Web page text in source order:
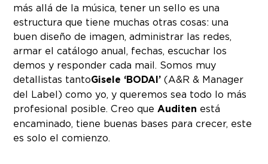
más allá de la música, tener un sello es una
estructura que tiene muchas otras cosas: una
buen diseño de imagen, administrar las redes,
armar el catálogo anual, fechas, escuchar los
demos y responder cada mail. Somos muy
detallistas tantoGisele ‘BODAI’(A&R & Manager
del Label) como yo, y queremos sea todo lo más
profesional posible. Creo queAuditen está
encaminado, tiene buenas bases para crecer, este
es solo el comienzo.